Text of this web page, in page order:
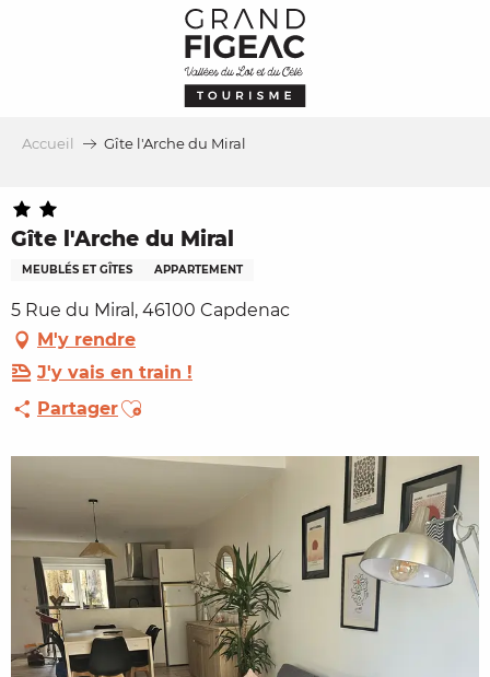
Accueil Gîte l'Arche du Miral
Gîte l'Arche du Miral
MEUBLÉS ET GÎTES APPARTEMENT
5 Rue du Miral, 46100 Capdenac
M'y rendre
J'y vais en train !
PartagerAjouter aux favoris